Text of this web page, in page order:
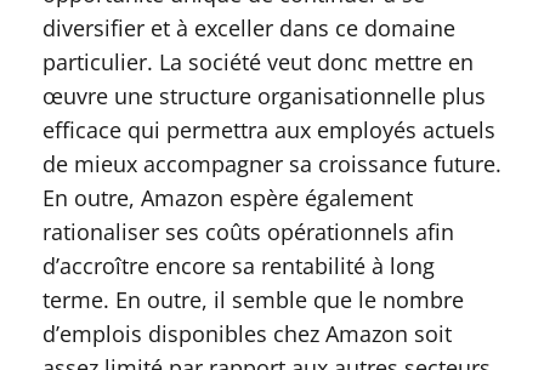
diversifier et à exceller dans ce domaine
particulier. La société veut donc mettre en
œuvre une structure organisationnelle plus
efficace qui permettra aux employés actuels
de mieux accompagner sa croissance future.
En outre, Amazon espère également
rationaliser ses coûts opérationnels afin
d’accroître encore sa rentabilité à long
terme. En outre, il semble que le nombre
d’emplois disponibles chez Amazon soit